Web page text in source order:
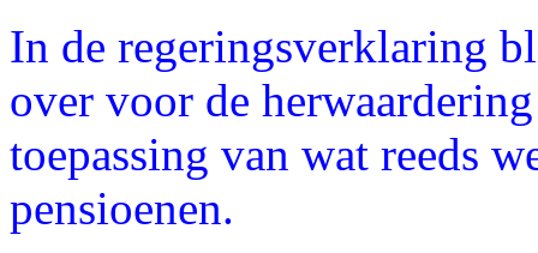
In de regeringsverklaring
over voor de
toepassing van wat reeds
pensioenen.